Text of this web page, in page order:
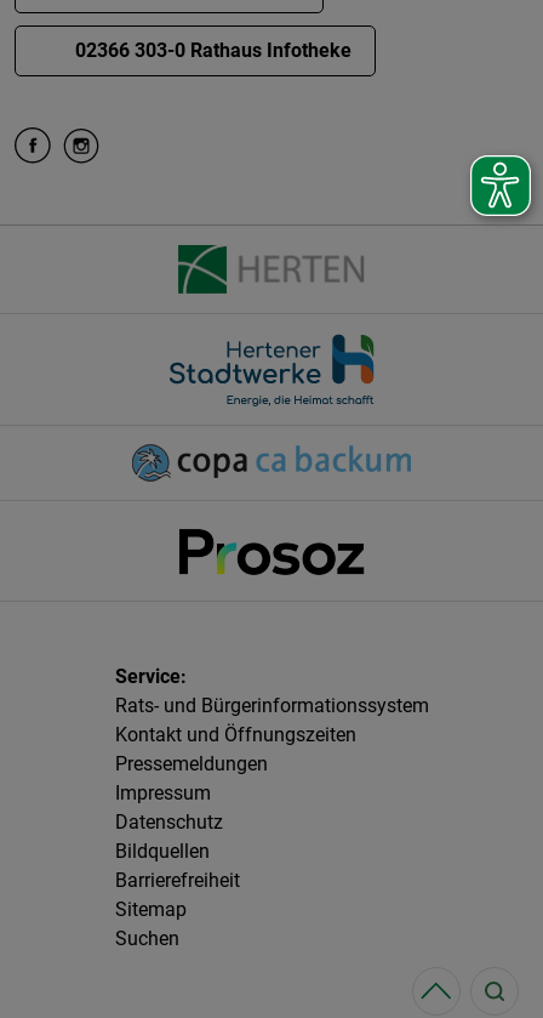
02366 303-0 Rathaus Infotheke
Rats- und Bürgerinformationssystem
Kontakt und Öffnungszeiten
Pressemeldungen
Impressum
Datenschutz
Bildquellen
Barrierefreiheit
Sitemap
Suchen